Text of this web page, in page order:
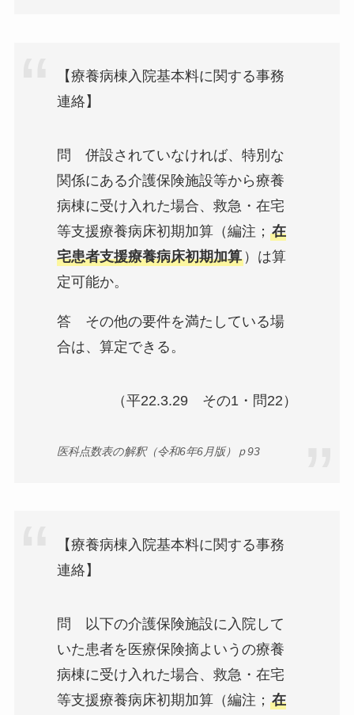
【療養病棟入院基本料に関する事務
連絡】
問 併設されていなければ、特別な
関係にある介護保険施設等から療養
病棟に受け入れた場合、救急・在宅
等支援療養病床初期加算（編注； 在
宅患者支援療養病床初期加算）は算
定可能か。
答 その他の要件を満たしている場
合は、算定できる。
（平22.3.29 その1・問22）
医科点数表の解釈（令和6年6月版）ｐ93
【療養病棟入院基本料に関する事務
連絡】
問 以下の介護保険施設に入院して
いた患者を医療保険摘よいうの療養
病棟に受け入れた場合、救急・在宅
等支援療養病床初期加算（編注； 在